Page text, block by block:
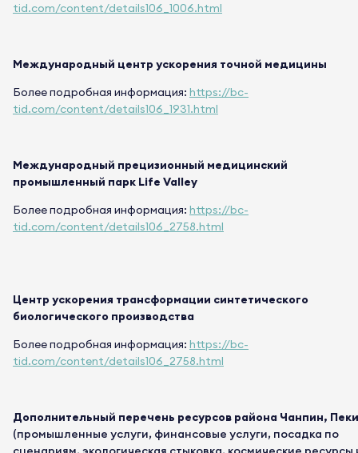
tid.com/content/details106_1006.html
Международный центр ускорения точной медицины
Более подробная информация: https://bc-
tid.com/content/details106_1931.html
Международный прецизионный медицинский
промышленный парк Life Valley
Более подробная информация: https://bc-
tid.com/content/details106_2758.html
Центр ускорения трансформации синтетического
биологического производства
Более подробная информация: https://bc-
tid.com/content/details106_2758.html
Дополнительный перечень ресурсов района Чанпин,
(промышленные услуги, финансовые услуги, посадка по